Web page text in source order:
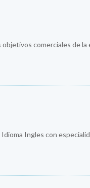
comerciales de la
Ingles con